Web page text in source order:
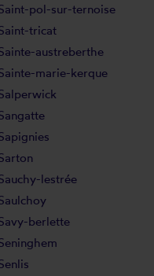
pol-sur-ternoise
tricat
austreberthe
marie-kerque
lestrée
berlette